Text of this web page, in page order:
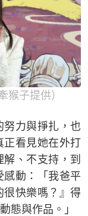
猴子提供）
努力與掙扎，也
正看見她在外打
、不支持，到
感動：「我爸平
很快樂嗎？』得
態與作品。」